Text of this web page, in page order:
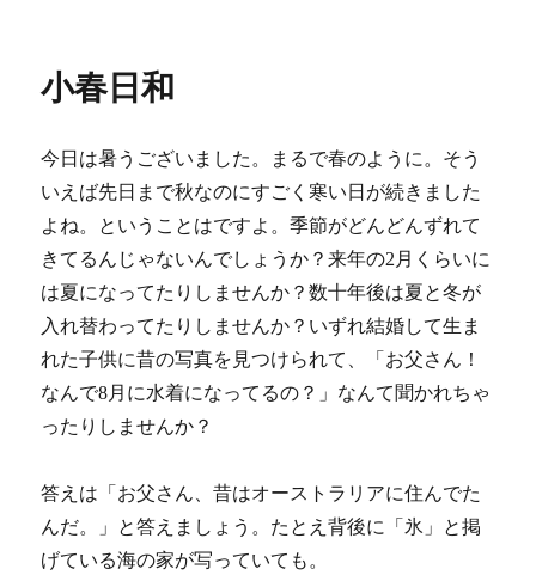
小春日和
今日は暑うございました。まるで春のように。そう
いえば先日まで秋なのにすごく寒い日が続きました
よね。ということはですよ。季節がどんどんずれて
きてるんじゃないんでしょうか？来年の2月くらいに
は夏になってたりしませんか？数十年後は夏と冬が
入れ替わってたりしませんか？いずれ結婚して生ま
れた子供に昔の写真を見つけられて、「お父さん！
なんで8月に水着になってるの？」なんて聞かれちゃ
ったりしませんか？
答えは「お父さん、昔はオーストラリアに住んでた
んだ。」と答えましょう。たとえ背後に「氷」と掲
げている海の家が写っていても。